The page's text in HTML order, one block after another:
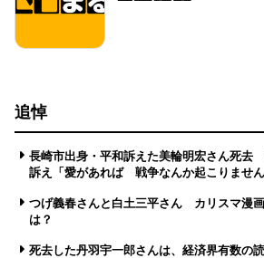
追悼
長崎市出身・平和訴えた美輪明宏さん死去
訴え「愛があれば 戦争なんか起こりません
つげ義春さんと白土三平さん カリスマ漫
は？
死去した丹羽宇一郎さんは、経済界有数の